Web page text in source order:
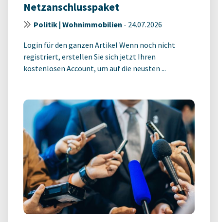
Netzanschlusspaket
Politik | Wohnimmobilien - 24.07.2026
Login für den ganzen Artikel Wenn noch nicht
registriert, erstellen Sie sich jetzt Ihren
kostenlosen Account, um auf die neusten ...